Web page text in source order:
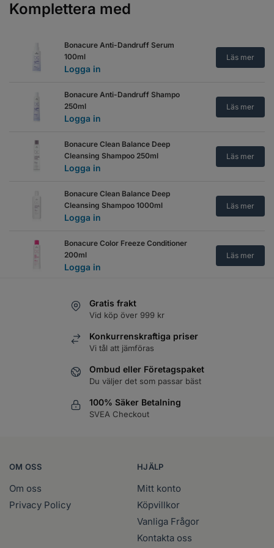
Komplettera med
Bonacure Anti-Dandruff Serum
100ml
Logga in
Läs mer
Bonacure Anti-Dandruff Shampo
250ml
Logga in
Läs mer
Bonacure Clean Balance Deep
Cleansing Shampoo 250ml
Logga in
Läs mer
Bonacure Clean Balance Deep
Cleansing Shampoo 1000ml
Logga in
Läs mer
Bonacure Color Freeze Conditioner
200ml
Logga in
Läs mer
1000ml
Logga in
Bonacure Color Freeze Shampoo
Logga in
500ml
Logga in
Bonacure Color Freeze Shine Savior
150ml
Bonacure Color Freeze Silver
Gratis frakt
Vid köp över 999 kr
Konkurrenskraftiga priser
Vi tål att jämföras
Ombud eller Företagspaket
Du väljer det som passar bäst
100% Säker Betalning
SVEA Checkout
OM OSS
Om oss
Privacy Policy
HJÄLP
Mitt konto
Köpvillkor
Vanliga Frågor
Kontakta oss